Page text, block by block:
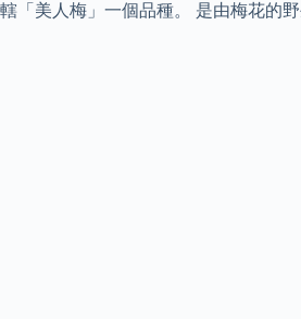
轄「美人梅」一個品種。 是由梅花的